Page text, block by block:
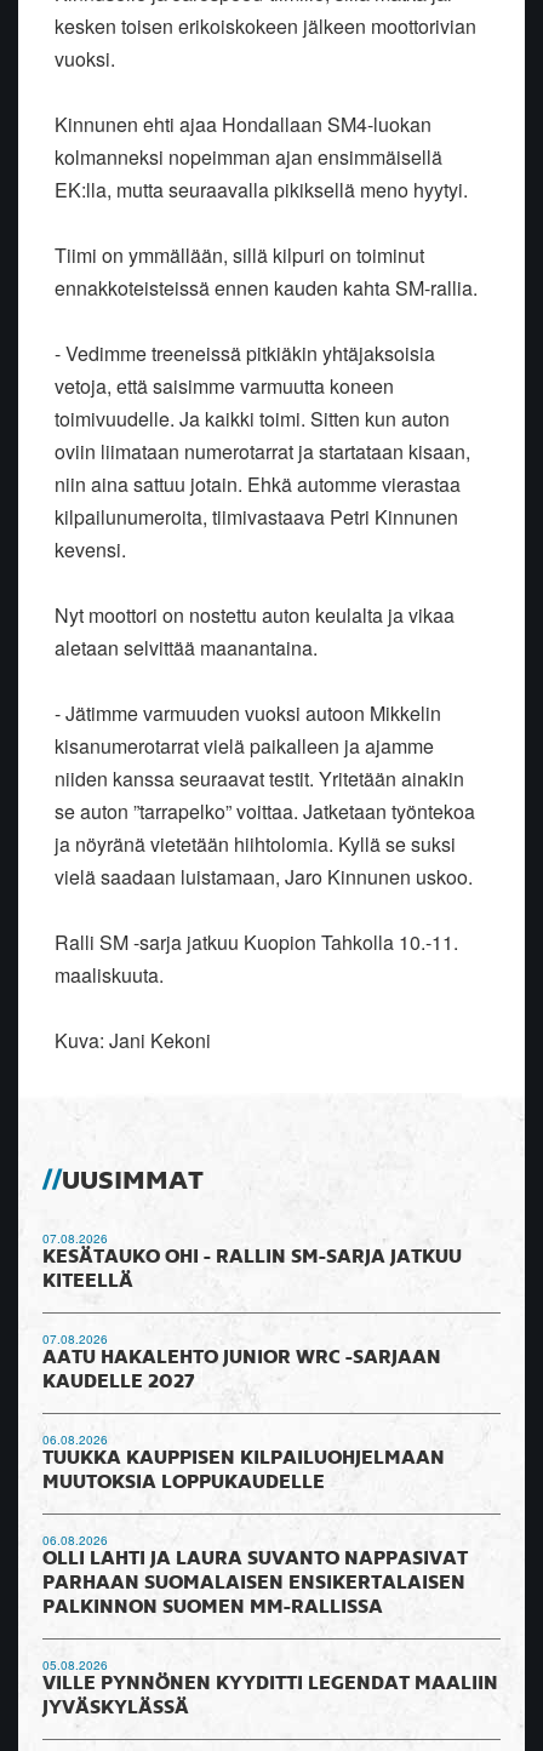
kesken toisen erikoiskokeen jälkeen moottorivian
vuoksi.
Kinnunen ehti ajaa Hondallaan SM4-luokan
kolmanneksi nopeimman ajan ensimmäisellä
EK:lla, mutta seuraavalla pikiksellä meno hyytyi.
Tiimi on ymmällään, sillä kilpuri on toiminut
ennakkoteisteissä ennen kauden kahta SM-rallia.
- Vedimme treeneissä pitkiäkin yhtäjaksoisia
vetoja, että saisimme varmuutta koneen
toimivuudelle. Ja kaikki toimi. Sitten kun auton
oviin liimataan numerotarrat ja startataan kisaan,
niin aina sattuu jotain. Ehkä automme vierastaa
kilpailunumeroita, tiimivastaava Petri Kinnunen
kevensi.
Nyt moottori on nostettu auton keulalta ja vikaa
aletaan selvittää maanantaina.
- Jätimme varmuuden vuoksi autoon Mikkelin
kisanumerotarrat vielä paikalleen ja ajamme
niiden kanssa seuraavat testit. Yritetään ainakin
se auton ”tarrapelko” voittaa. Jatketaan työntekoa
ja nöyränä vietetään hiihtolomia. Kyllä se suksi
vielä saadaan luistamaan, Jaro Kinnunen uskoo.
Ralli SM -sarja jatkuu Kuopion Tahkolla 10.-11.
maaliskuuta.
Kuva: Jani Kekoni
UUSIMMAT
07.08.2026
KESÄTAUKO OHI - RALLIN SM-SARJA JATKUU
KITEELLÄ
07.08.2026
AATU HAKALEHTO JUNIOR WRC -SARJAAN
KAUDELLE 2027
06.08.2026
TUUKKA KAUPPISEN KILPAILUOHJELMAAN
MUUTOKSIA LOPPUKAUDELLE
06.08.2026
OLLI LAHTI JA LAURA SUVANTO NAPPASIVAT
PARHAAN SUOMALAISEN ENSIKERTALAISEN
PALKINNON SUOMEN MM-RALLISSA
05.08.2026
VILLE PYNNÖNEN KYYDITTI LEGENDAT MAALIIN
JYVÄSKYLÄSSÄ